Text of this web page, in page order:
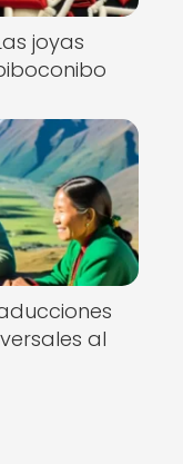
joyas
al